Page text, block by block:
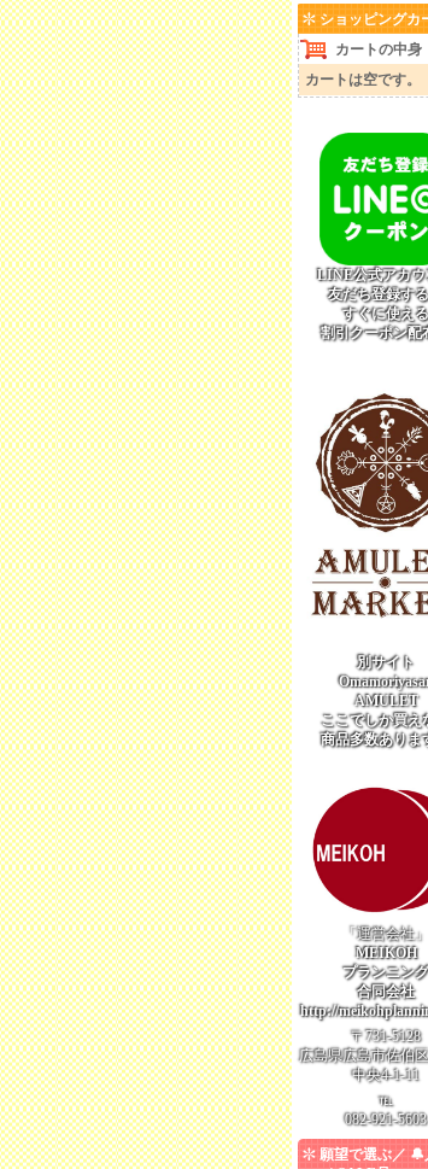
ショッピングカ
カートの中身
カートは空です。
LINE公式アカウ
友だち登録す
すぐに使える
割引クーポン配
別サイト
AMULET
ここでしか買え
商品多数ありま
「運営会社」
MEIKOH
プランニング
合同会社
http://
〒731-5128
広島県広島市佐伯
中央4-1-11
℡
082-921-5603
願望で選ぶ／